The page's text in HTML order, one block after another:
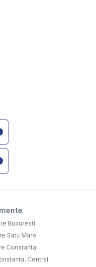
Bucuresti
Satu Mare
Constanta
Central